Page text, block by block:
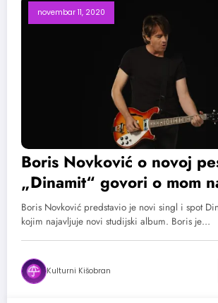
novembar 11, 2020
Boris Novković o novoj
„Dinamit“ govori o mom
života
Boris Novković predstavio je novi singl i spot
kojim najavljuje novi studijski album. Boris je…
Kulturni Kišobran